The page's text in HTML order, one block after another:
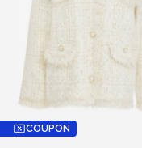
COUPON